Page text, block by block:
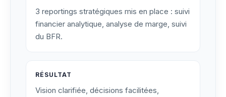
3 reportings stratégiques mis en place : suivi
financier analytique, analyse de marge, suivi
du BFR.
RÉSULTAT
Vision clarifiée, décisions facilitées,